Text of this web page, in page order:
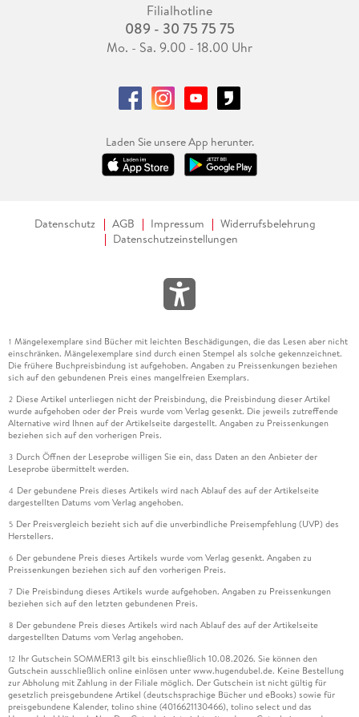
Filialhotline
089 - 30 75 75 75
Mo. - Sa. 9.00 - 18.00 Uhr
Laden Sie unsere App herunter.
Datenschutz AGB Impressum
Widerrufsbelehrung
Datenschutzeinstellungen
1 Mängelexemplare sind Bücher mit leichten Beschädigungen, die das Lesen aber nicht
einschränken. Mängelexemplare sind durch einen Stempel als solche gekennzeichnet.
Die frühere Buchpreisbindung ist aufgehoben. Angaben zu Preissenkungen beziehen
sich auf den gebundenen Preis eines mangelfreien Exemplars.
2 Diese Artikel unterliegen nicht der Preisbindung, die Preisbindung dieser Artikel
wurde aufgehoben oder der Preis wurde vom Verlag gesenkt. Die jeweils zutreffende
Alternative wird Ihnen auf der Artikelseite dargestellt. Angaben zu Preissenkungen
beziehen sich auf den vorherigen Preis.
3 Durch Öffnen der Leseprobe willigen Sie ein, dass Daten an den Anbieter der
Leseprobe übermittelt werden.
4 Der gebundene Preis dieses Artikels wird nach Ablauf des auf der Artikelseite
dargestellten Datums vom Verlag angehoben.
5 Der Preisvergleich bezieht sich auf die unverbindliche Preisempfehlung (UVP) des
Herstellers.
6 Der gebundene Preis dieses Artikels wurde vom Verlag gesenkt. Angaben zu
Preissenkungen beziehen sich auf den vorherigen Preis.
7 Die Preisbindung dieses Artikels wurde aufgehoben. Angaben zu Preissenkungen
beziehen sich auf den letzten gebundenen Preis.
8 Der gebundene Preis dieses Artikels wird nach Ablauf des auf der Artikelseite
dargestellten Datums vom Verlag angehoben.
12 Ihr Gutschein SOMMER13 gilt bis einschließlich 10.08.2026. Sie können den
Gutschein ausschließlich online einlösen unter www.hugendubel.de. Keine Bestellung
zur Abholung mit Zahlung in der Filiale möglich. Der Gutschein ist nicht gültig für
gesetzlich preisgebundene Artikel (deutschsprachige Bücher und eBooks) sowie für
preisgebundene Kalender, tolino shine (4016621130466), tolino select und das